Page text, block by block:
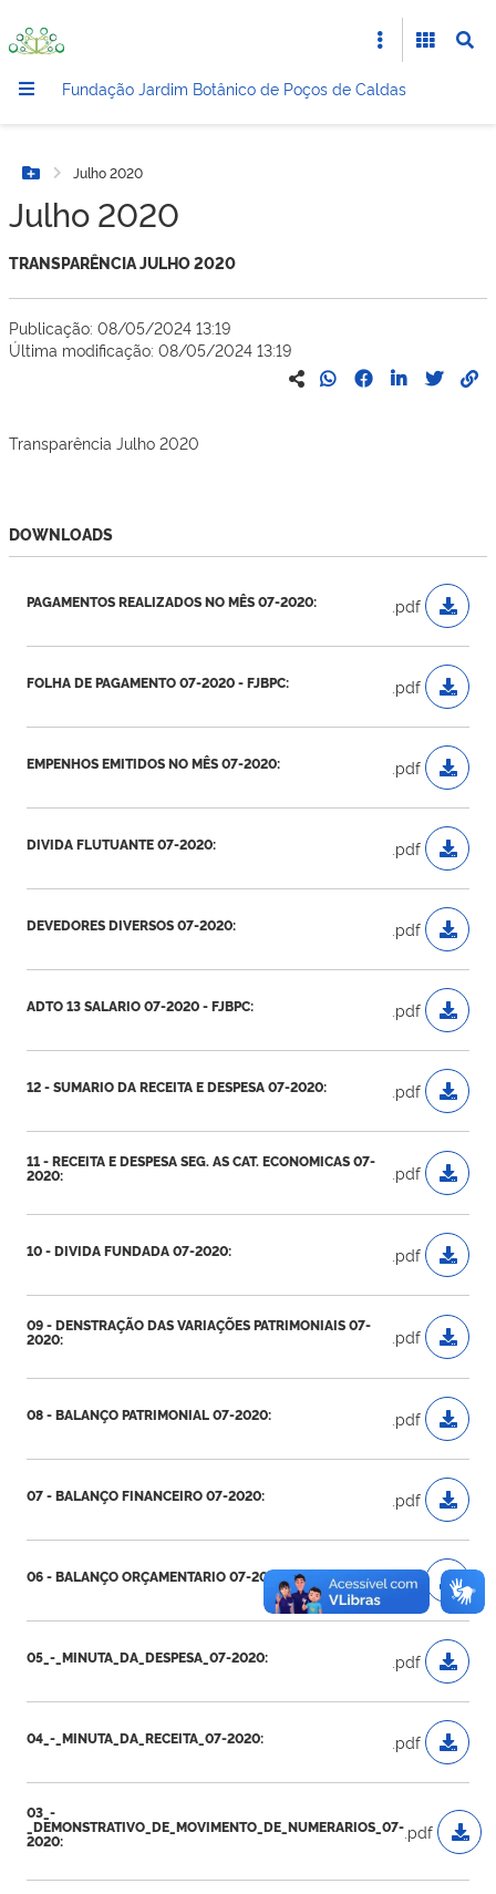
Fundação Jardim Botânico de Poços de Caldas
Botão Menu
Julho 2020
Julho 2020
TRANSPARÊNCIA JULHO 2020
Publicação: 08/05/2024 13:19
Última modificação: 08/05/2024 13:19
Transparência Julho 2020
DOWNLOADS
PAGAMENTOS REALIZADOS NO MÊS 07-2020: .pdf
FOLHA DE PAGAMENTO 07-2020 - FJBPC: .pdf
EMPENHOS EMITIDOS NO MÊS 07-2020: .pdf
DIVIDA FLUTUANTE 07-2020: .pdf
DEVEDORES DIVERSOS 07-2020: .pdf
ADTO 13 SALARIO 07-2020 - FJBPC: .pdf
12 - SUMARIO DA RECEITA E DESPESA 07-2020: .pdf
11 - RECEITA E DESPESA SEG. AS CAT. ECONOMICAS 07-
2020:
.pdf
10 - DIVIDA FUNDADA 07-2020: .pdf
09 - DENSTRAÇÃO DAS VARIAÇÕES PATRIMONIAIS 07-
2020:
.pdf
08 - BALANÇO PATRIMONIAL 07-2020: .pdf
07 - BALANÇO FINANCEIRO 07-2020: .pdf
06 - BALANÇO ORÇAMENTARIO 07-2020: .pdf
05_-_MINUTA_DA_DESPESA_07-2020: .pdf
04_-_MINUTA_DA_RECEITA_07-2020: .pdf
03_-
_DEMONSTRATIVO_DE_MOVIMENTO_DE_NUMERARIOS_07-
2020:
.pdf